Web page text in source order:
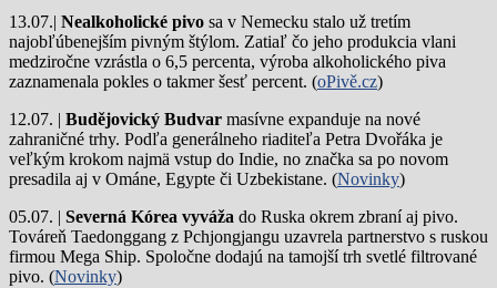
13.07.| Nealkoholické pivo sa v Nemecku stalo už tretím
najobľúbenejším pivným štýlom. Zatiaľ čo jeho produkcia vlani
medziročne vzrástla o 6,5 percenta, výroba alkoholického piva
zaznamenala pokles o takmer šesť percent. (oPivě.cz)
12.07. | Budějovický Budvar masívne expanduje na nové
zahraničné trhy. Podľa generálneho riaditeľa Petra Dvořáka je
veľkým krokom najmä vstup do Indie, no značka sa po novom
presadila aj v Ománe, Egypte či Uzbekistane. (Novinky)
05.07. | Severná Kórea vyváža do Ruska okrem zbraní aj pivo.
Továreň Taedonggang z Pchjongjangu uzavrela partnerstvo s ruskou
firmou Mega Ship. Spoločne dodajú na tamojší trh svetlé filtrované
pivo. (Novinky)